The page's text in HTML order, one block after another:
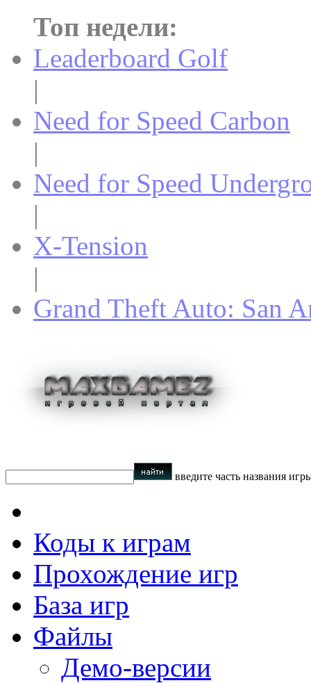
Топ недели:
Leaderboard Golf
|
Need for Speed Carbon
|
Need for Speed
|
X-Tension
|
Grand Theft Auto: San
введите часть названия
Коды к играм
Прохождение игр
База игр
Файлы
Демо-версии